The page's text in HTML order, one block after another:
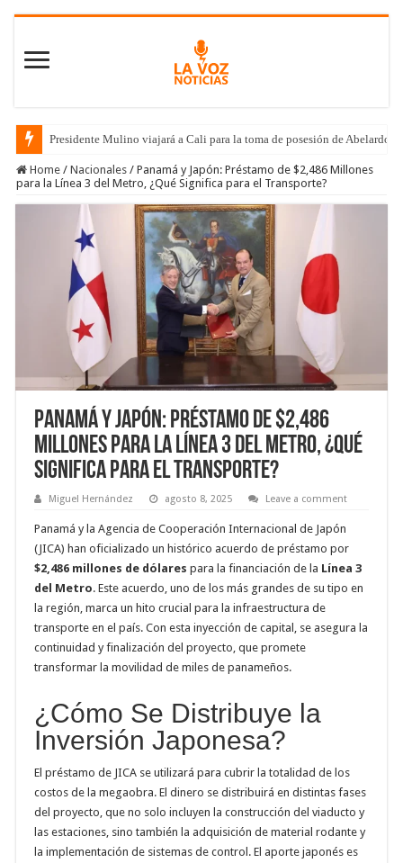
Presidente Mulino viajará a Cali para la toma de posesión de Abelardo
Home / Nacionales / Panamá y Japón: Préstamo de $2,486 Millones
para la Línea 3 del Metro, ¿Qué Significa para el Transporte?
Panamá y Japón: Préstamo de $2,486
Millones para la Línea 3 del Metro, ¿Qué
Significa para el Transporte?
Miguel Hernández agosto 8, 2025 Leave a comment
Panamá y la Agencia de Cooperación Internacional de Japón
(JICA) han oficializado un histórico acuerdo de préstamo por
$2,486 millones de dólares para la financiación de la Línea 3
del Metro. Este acuerdo, uno de los más grandes de su tipo en
la región, marca un hito crucial para la infraestructura de
transporte en el país. Con esta inyección de capital, se asegura la
continuidad y finalización del proyecto, que promete
transformar la movilidad de miles de panameños.
¿Cómo Se Distribuye la
Inversión Japonesa?
El préstamo de JICA se utilizará para cubrir la totalidad de los
costos de la megaobra. El dinero se distribuirá en distintas fases
del proyecto, que no solo incluyen la construcción del viaducto y
las estaciones, sino también la adquisición de material rodante y
la implementación de sistemas de control. El aporte japonés es